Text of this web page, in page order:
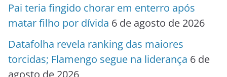
Pai teria fingido chorar em enterro após
matar filho por dívida 6 de agosto de 2026
Datafolha revela ranking das maiores
torcidas; Flamengo segue na liderança 6 de
agosto de 2026